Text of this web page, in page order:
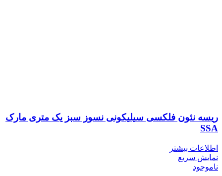
ریسه نئون فلکسی سیلیکونی نسوز سبز یک متری مارک
SSA
اطلاعات بیشتر
نمایش سریع
ناموجود